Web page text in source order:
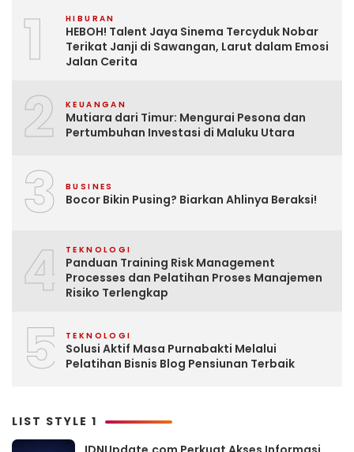
1 HIBURAN
HEBOH! Talent Jaya Sinema Tercyduk Nobar
Terikat Janji di Sawangan, Larut dalam Emosi
Jalan Cerita
2 KEUANGAN
Mutiara dari Timur: Mengurai Pesona dan
Pertumbuhan Investasi di Maluku Utara
3 BUSINES
Bocor Bikin Pusing? Biarkan Ahlinya Beraksi!
4 TEKNOLOGI
Panduan Training Risk Management
Processes dan Pelatihan Proses Manajemen
Risiko Terlengkap
5 TEKNOLOGI
Solusi Aktif Masa Purnabakti Melalui
Pelatihan Bisnis Blog Pensiunan Terbaik
LIST STYLE 1